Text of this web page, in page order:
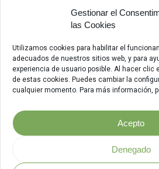
Gestionar el
las Cookies
Utilizamos cookies para habilitar el
adecuados de nuestros sitios web, y para
experiencia de usuario posible. Al hacer clic
de estas cookies. Puedes cambiar la
cualquier momento. Para más información,
Acepto
Denegado